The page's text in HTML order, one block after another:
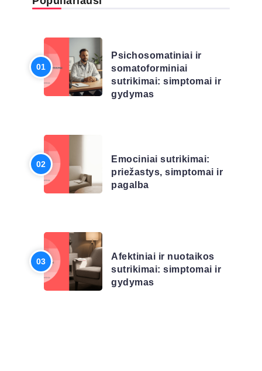
Psichosomatiniai ir
somatoforminiai
sutrikimai: simptomai ir
gydymas
Emociniai sutrikimai:
priežastys, simptomai ir
pagalba
Afektiniai ir nuotaikos
sutrikimai: simptomai ir
gydymas